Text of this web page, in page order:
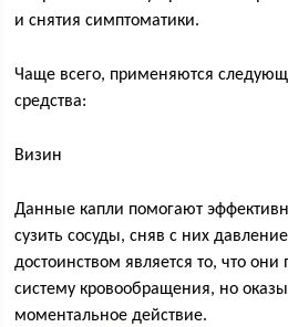
и снятия симптоматики.
Чаще всего, применяются
средства:
Визин
Данные капли помогают
сузить сосуды, сняв с них
достоинством является то, что
систему кровообращения, но
моментальное действие.